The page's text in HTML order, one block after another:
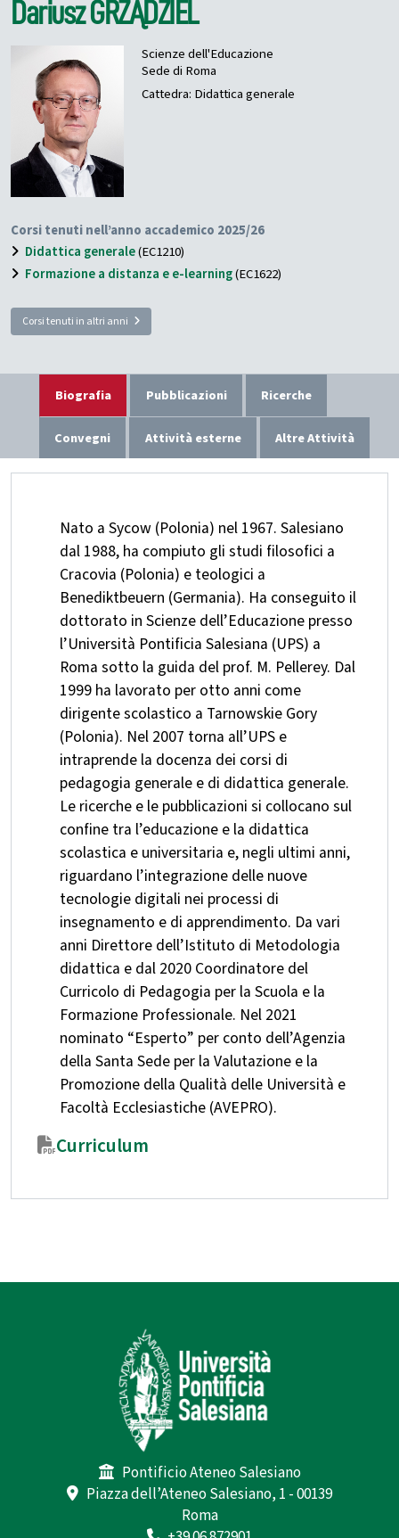
DariuszGRZĄDZIEL
Scienze dell'Educazione
Sede di Roma
Cattedra: Didattica generale
Corsi tenuti nell’anno accademico 2025/26
Didattica generale(EC1210)
Formazione a distanza e e-learning(EC1622)
Corsi tenuti in altri anni
Biografia Pubblicazioni Ricerche
Convegni Attività esterne Altre Attività
Nato a Sycow (Polonia) nel 1967. Salesiano
dal 1988, ha compiuto gli studi filosofici a
Cracovia (Polonia) e teologici a
Benediktbeuern (Germania). Ha conseguito il
dottorato in Scienze dell’Educazione presso
l’Università Pontificia Salesiana (UPS) a
Roma sotto la guida del prof. M. Pellerey. Dal
1999 ha lavorato per otto anni come
dirigente scolastico a Tarnowskie Gory
(Polonia). Nel 2007 torna all’UPS e
intraprende la docenza dei corsi di
pedagogia generale e di didattica generale.
Le ricerche e le pubblicazioni si collocano sul
confine tra l’educazione e la didattica
scolastica e universitaria e, negli ultimi anni,
riguardano l’integrazione delle nuove
tecnologie digitali nei processi di
insegnamento e di apprendimento. Da vari
anni Direttore dell’Istituto di Metodologia
didattica e dal 2020 Coordinatore del
Curricolo di Pedagogia per la Scuola e la
Formazione Professionale. Nel 2021
nominato “Esperto” per conto dell’Agenzia
della Santa Sede per la Valutazione e la
Promozione della Qualità delle Università e
Facoltà Ecclesiastiche (AVEPRO).
Curriculum
Pontificio Ateneo Salesiano
Piazza dell’Ateneo Salesiano, 1 - 00139
Roma